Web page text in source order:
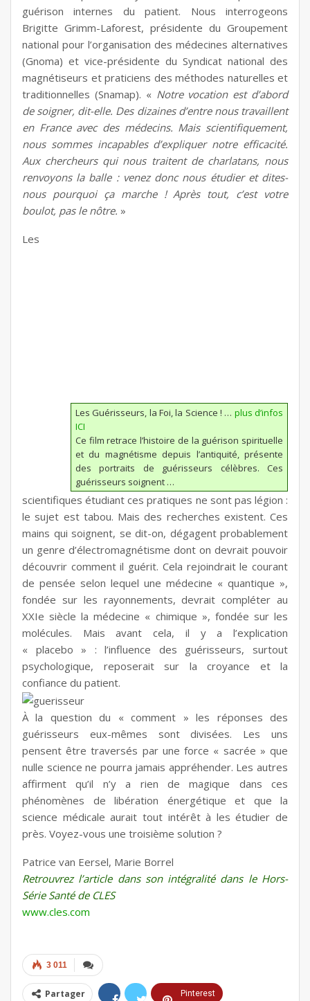
guérison internes du patient. Nous interrogeons
Brigitte Grimm-Laforest, présidente du Groupement
national pour l’organisation des médecines alternatives
(Gnoma) et vice-présidente du Syndicat national des
magnétiseurs et praticiens des méthodes naturelles et
traditionnelles (Snamap). « Notre vocation est d’abord
de soigner, dit-elle. Des dizaines d’entre nous travaillent
en France avec des médecins. Mais scientifiquement,
nous sommes incapables d’expliquer notre efficacité.
Aux chercheurs qui nous traitent de charlatans, nous
renvoyons la balle : venez donc nous étudier et dites-
nous pourquoi ça marche ! Après tout, c’est votre
boulot, pas le nôtre. »
Les Guérisseurs, la Foi, la Science ! … plus d’infos
ICI
Ce film retrace l’histoire de la guérison spirituelle
et du magnétisme depuis l’antiquité, présente
des portraits de guérisseurs célèbres. Ces
guérisseurs soignent …
Les
scientifiques étudiant ces pratiques ne sont pas légion :
le sujet est tabou. Mais des recherches existent. Ces
mains qui soignent, se dit-on, dégagent probablement
un genre d’électromagnétisme dont on devrait pouvoir
découvrir comment il guérit. Cela rejoindrait le courant
de pensée selon lequel une médecine « quantique »,
fondée sur les rayonnements, devrait compléter au
XXIe siècle la médecine « chimique », fondée sur les
molécules. Mais avant cela, il y a l’explication
« placebo » : l’influence des guérisseurs, surtout
psychologique, reposerait sur la croyance et la
confiance du patient.
À la question du « comment » les réponses des
guérisseurs eux-mêmes sont divisées. Les uns
pensent être traversés par une force « sacrée » que
nulle science ne pourra jamais appréhender. Les autres
affirment qu’il n’y a rien de magique dans ces
phénomènes de libération énergétique et que la
science médicale aurait tout intérêt à les étudier de
près. Voyez-vous une troisième solution ?
Patrice van Eersel, Marie Borrel
Retrouvrez l’article dans son intégralité dans le Hors-
Série Santé de CLES
www.cles.com
3 011
Partager Pinterest